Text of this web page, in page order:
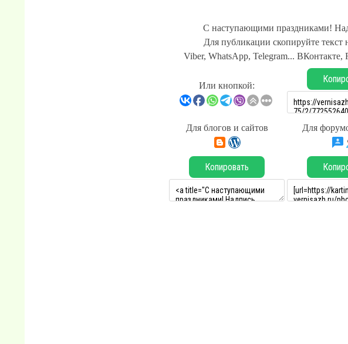
С наступающими праздниками!
Для публикации скопируйте текст
Viber, WhatsApp, Telegram... ВКонтакте,
Или кнопкой:
Для блогов и сайтов Для
Копировать